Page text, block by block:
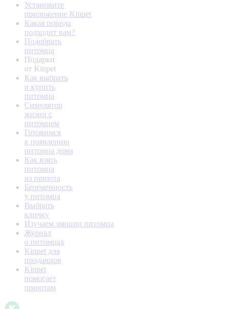
Установите
приложение Kinpet
Какая порода
подходит вам?
Подобрать
питомца
Подарки
от Kinpet
Как выбрать
и купить
питомца
Симулятор
жизни с
питомцем
Готовимся
к появлению
питомца дома
Как взять
питомца
из приюта
Беременность
у питомца
Выбрать
кличку
Изучаем эмоции питомца
Журнал
о питомцах
Kinpet для
продавцов
Kinpet
помогает
приютам